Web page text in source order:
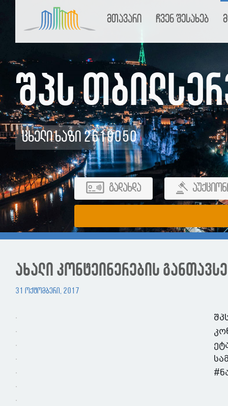
მთავარი ჩვენ შესახებ
შპს
ცხელი ხაზი 2619050
გადახდა
ახალი კონტეინერების
31 ოქტომბერი, 2017